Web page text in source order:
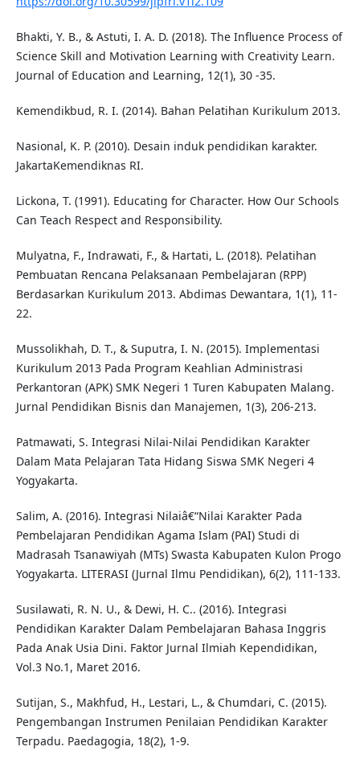
Bhakti, Y. B., & Astuti, I. A. D. (2018). The Influence Process of
Science Skill and Motivation Learning with Creativity Learn.
Journal of Education and Learning, 12(1), 30 -35.
Kemendikbud, R. I. (2014). Bahan Pelatihan Kurikulum 2013.
Nasional, K. P. (2010). Desain induk pendidikan karakter.
JakartaKemendiknas RI.
Lickona, T. (1991). Educating for Character. How Our Schools
Can Teach Respect and Responsibility.
Mulyatna, F., Indrawati, F., & Hartati, L. (2018). Pelatihan
Pembuatan Rencana Pelaksanaan Pembelajaran (RPP)
Berdasarkan Kurikulum 2013. Abdimas Dewantara, 1(1), 11-
22.
Mussolikhah, D. T., & Suputra, I. N. (2015). Implementasi
Kurikulum 2013 Pada Program Keahlian Administrasi
Perkantoran (APK) SMK Negeri 1 Turen Kabupaten Malang.
Jurnal Pendidikan Bisnis dan Manajemen, 1(3), 206-213.
Patmawati, S. Integrasi Nilai-Nilai Pendidikan Karakter
Dalam Mata Pelajaran Tata Hidang Siswa SMK Negeri 4
Yogyakarta.
Salim, A. (2016). Integrasi Nilaiâ€“Nilai Karakter Pada
Pembelajaran Pendidikan Agama Islam (PAI) Studi di
Madrasah Tsanawiyah (MTs) Swasta Kabupaten Kulon Progo
Yogyakarta. LITERASI (Jurnal Ilmu Pendidikan), 6(2), 111-133.
Susilawati, R. N. U., & Dewi, H. C.. (2016). Integrasi
Pendidikan Karakter Dalam Pembelajaran Bahasa Inggris
Pada Anak Usia Dini. Faktor Jurnal Ilmiah Kependidikan,
Vol.3 No.1, Maret 2016.
Sutijan, S., Makhfud, H., Lestari, L., & Chumdari, C. (2015).
Pengembangan Instrumen Penilaian Pendidikan Karakter
Terpadu. Paedagogia, 18(2), 1-9.